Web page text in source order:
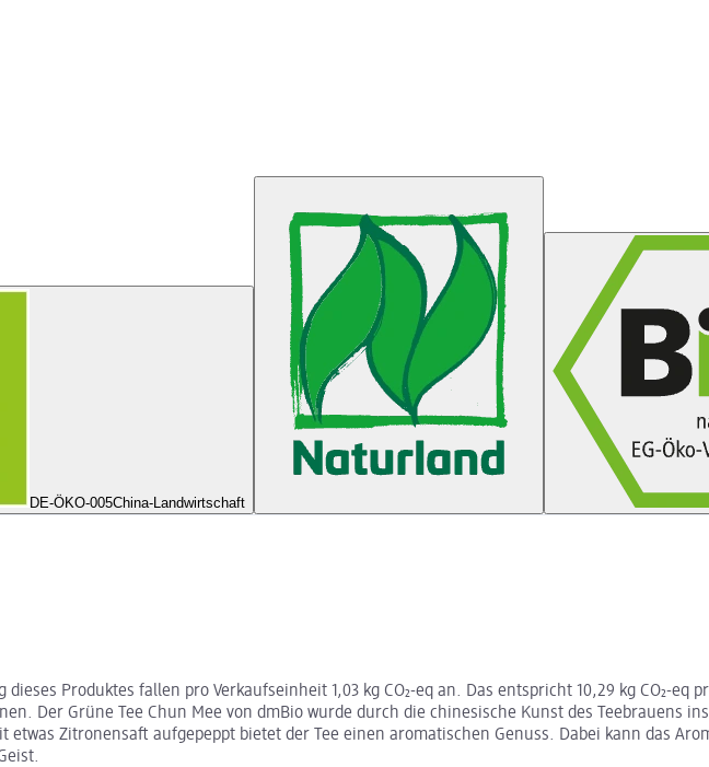
DE-ÖKO-005China-Landwirtschaft
Produktes fallen pro Verkaufseinheit 1,03 kg CO₂-eq an. Das entspricht 10,29 kg CO₂-
Der Grüne Tee Chun Mee von dmBio wurde durch die chinesische Kunst des Teebrauens
etwas Zitronensaft aufgepeppt bietet der Tee einen aromatischen Genuss. Dabei kann das